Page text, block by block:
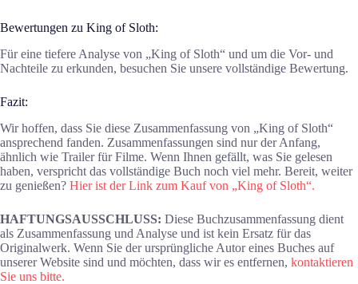
Bewertungen zu King of Sloth:
Für eine tiefere Analyse von „King of Sloth“ und um die Vor- und
Nachteile zu erkunden, besuchen Sie unsere vollständige Bewertung.
Fazit:
Wir hoffen, dass Sie diese Zusammenfassung von „King of Sloth“
ansprechend fanden. Zusammenfassungen sind nur der Anfang,
ähnlich wie Trailer für Filme. Wenn Ihnen gefällt, was Sie gelesen
haben, verspricht das vollständige Buch noch viel mehr. Bereit, weiter
zu genießen? Hier ist der Link zum Kauf von „King of Sloth“.
HAFTUNGSAUSSCHLUSS: Diese Buchzusammenfassung dient
als Zusammenfassung und Analyse und ist kein Ersatz für das
Originalwerk. Wenn Sie der ursprüngliche Autor eines Buches auf
unserer Website sind und möchten, dass wir es entfernen, kontaktieren
Sie uns bitte.